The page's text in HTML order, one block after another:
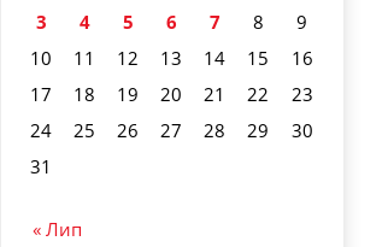
3
4 5 6 7 8
9
10
11 12 13 14 15
16
17
18 19 20 21 22
23
24
25 26 27 28 29
30
31
« Лип